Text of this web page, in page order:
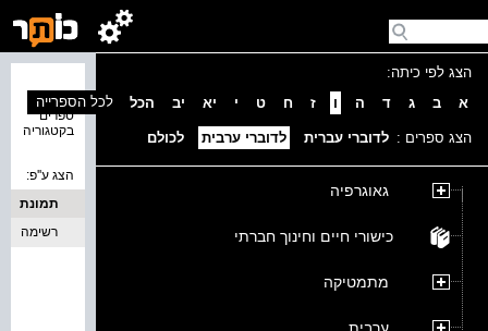
הצג לפי כיתה:
א
ב ג ד ה ו ז ח ט י יא יב הכל
הצג ספרים : לדוברי עברית לדוברי ערבית לכולם
גאוגרפיה
כישורי חיים וחינוך חברתי
מתמטיקה
ספרים
בקטגוריה
לכל הספרייה
הצג ע''פ:
תמונת
כריכה
רשימה